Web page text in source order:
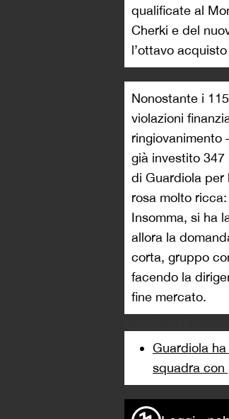
qualificate al
Cherki e del
l’ottavo
Nonostante i
violazioni
ringiovanimento
già investito 347
di Guardiola per
rosa molto
Insomma, si ha
allora la
corta, gruppo
facendo la
fine mercato.
Guardiola
squadra con